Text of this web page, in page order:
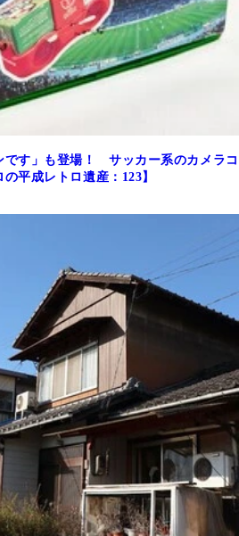
です」も登場！ サッカー系のカメラコ
平成レトロ遺産：123】